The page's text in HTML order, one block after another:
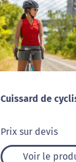
Cuissard de
Prix sur devis
Voir le